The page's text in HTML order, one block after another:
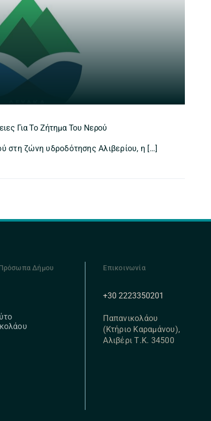
Για Το Ζήτημα Του Νερού
στη ζώνη υδροδότησης Αλιβερίου, η […]
Δήμου Επικοινωνία
+30 2223350201
Παπανικολάου
(Κτήριο Καραμάνου),
Αλιβέρι Τ.Κ. 34500